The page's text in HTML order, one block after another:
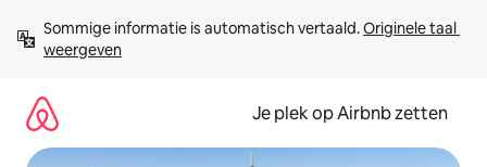
direct
naar
Sommige informatie is automatisch vertaald. Originele taal
weergeven
Je plek op Airbnb zetten